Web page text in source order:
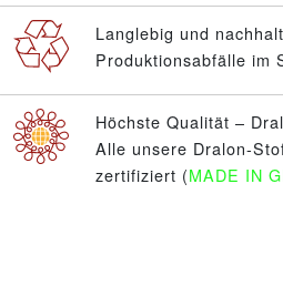
Langlebig und
Produktionsabfälle im
Höchste Qualität –
Alle unsere Dralon-
zertifiziert (MADE IN